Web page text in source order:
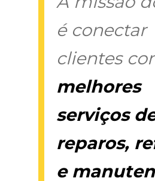
é conectar
clientes
melhores
serviços
reparos,
e